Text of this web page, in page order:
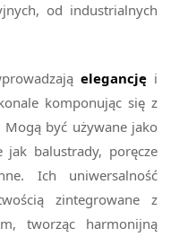
od industrialnych
elegancjęi
komponując się z
być używane jako
jak balustrady, poręcze
Ich uniwersalność
zintegrowane z
tworząc harmonijną